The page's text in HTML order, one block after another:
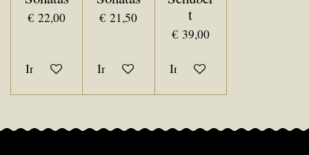
€ 22,00
In winkelwagen
€ 21,50
In winkelwagen
t
€ 39,00
In winkelwagen